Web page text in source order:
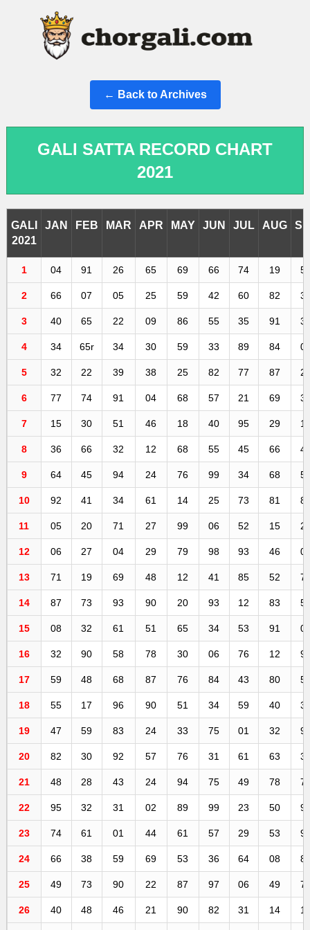
← Back to Archives
GALI SATTA RECORD CHART
2021
GALI
2021
JAN FEB MAR APR MAY JUN JUL AUG
1 04 91 26 65 69 66 74 19
2 66 07 05 25 59 42 60 82
3 40 65 22 09 86 55 35 91
4 34 65r 34 30 59 33 89 84
5 32 22 39 38 25 82 77 87
6 77 74 91 04 68 57 21 69
7 15 30 51 46 18 40 95 29
8 36 66 32 12 68 55 45 66
9 64 45 94 24 76 99 34 68
10 92 41 34 61 14 25 73 81
11 05 20 71 27 99 06 52 15
12 06 27 04 29 79 98 93 46
13 71 19 69 48 12 41 85 52
14 87 73 93 90 20 93 12 83
15 08 32 61 51 65 34 53 91
16 32 90 58 78 30 06 76 12
17 59 48 68 87 76 84 43 80
18 55 17 96 90 51 34 59 40
19 47 59 83 24 33 75 01 32
20 82 30 92 57 76 31 61 63
21 48 28 43 24 94 75 49 78
22 95 32 31 02 89 99 23 50
23 74 61 01 44 61 57 29 53
24 66 38 59 69 53 36 64 08
25 49 73 90 22 87 97 06 49
26 40 48 46 21 90 82 31 14